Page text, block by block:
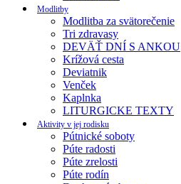
Modlitby
Modlitba za svätorečenie
Tri zdravasy
DEVÄŤ DNÍ S ANKOU
Krížová cesta
Deviatnik
Venček
Kaplnka
LITURGICKE TEXTY
Aktivity v jej rodisku
Pútnické soboty
Púte radosti
Púte zrelosti
Púte rodín